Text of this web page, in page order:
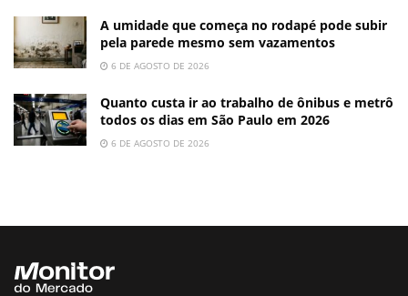
A umidade que começa no rodapé pode subir
pela parede mesmo sem vazamentos
6 DE AGOSTO DE 2026
Quanto custa ir ao trabalho de ônibus e metrô
todos os dias em São Paulo em 2026
6 DE AGOSTO DE 2026